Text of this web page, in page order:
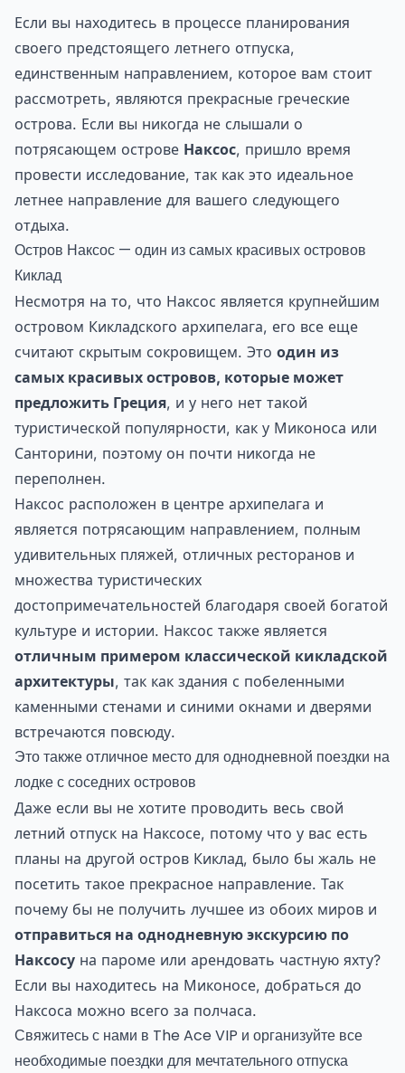
Если вы находитесь в процессе планирования
своего предстоящего летнего отпуска,
единственным направлением, которое вам стоит
рассмотреть, являются прекрасные греческие
острова. Если вы никогда не слышали о
потрясающем острове Наксос, пришло время
провести исследование, так как это идеальное
летнее направление для вашего следующего
отдыха.
Остров Наксос — один из самых красивых островов
Киклад
Несмотря на то, что Наксос является крупнейшим
островом Кикладского архипелага, его все еще
считают скрытым сокровищем. Это один из
самых красивых островов, которые может
предложить Греция, и у него нет такой
туристической популярности, как у Миконоса или
Санторини, поэтому он почти никогда не
переполнен.
Наксос расположен в центре архипелага и
является потрясающим направлением, полным
удивительных пляжей, отличных ресторанов и
множества туристических
достопримечательностей благодаря своей богатой
культуре и истории. Наксос также является
отличным примером классической кикладской
архитектуры, так как здания с побеленными
каменными стенами и синими окнами и дверями
встречаются повсюду.
Это также отличное место для однодневной поездки на
лодке с соседних островов
Даже если вы не хотите проводить весь свой
летний отпуск на Наксосе, потому что у вас есть
планы на другой остров Киклад, было бы жаль не
посетить такое прекрасное направление. Так
почему бы не получить лучшее из обоих миров и
отправиться на однодневную экскурсию по
Наксосу на пароме или арендовать частную яхту?
Если вы находитесь на Миконосе, добраться до
Наксоса можно всего за полчаса.
Свяжитесь с нами в The Ace VIP и организуйте все
необходимые поездки для мечтательного отпуска